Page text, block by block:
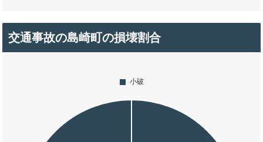
交通事故の島崎町の損壊割合